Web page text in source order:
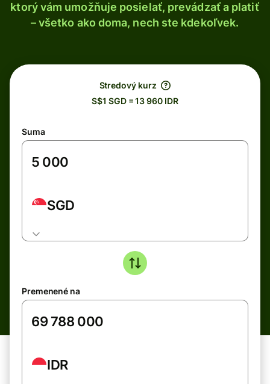
ktorý vám umožňuje posielať, prevádzať a platiť
– všetko ako doma, nech ste kdekoľvek.
Stredový kurz
S$1 SGD = 13 960 IDR
Suma
SGD
Premenené na
IDR